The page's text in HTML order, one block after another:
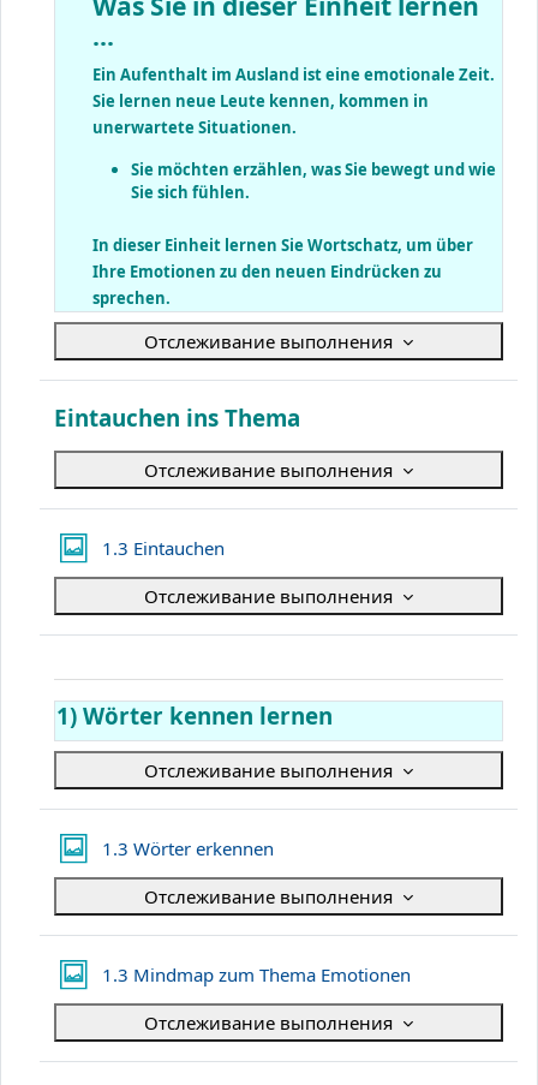
Отслеживание выполнения
...
Ein Aufenthalt im Ausland ist eine emotionale Zeit.
Sie lernen neue Leute kennen, kommen in
unerwartete Situationen.
Sie möchten erzählen, was Sie bewegt und wie
Sie sich fühlen.
In dieser Einheit lernen Sie Wortschatz, um über
Ihre Emotionen zu den neuen Eindrücken zu
sprechen.
Отслеживание выполнения
Eintauchen ins Thema
1.3 Eintauchen
Отслеживание выполнения
Отслеживание выполнения
1) Wörter kennen lernen
1.3 Wörter erkennen
Отслеживание выполнения
1.3 Mindmap zum Thema Emotionen
Отслеживание выполнения